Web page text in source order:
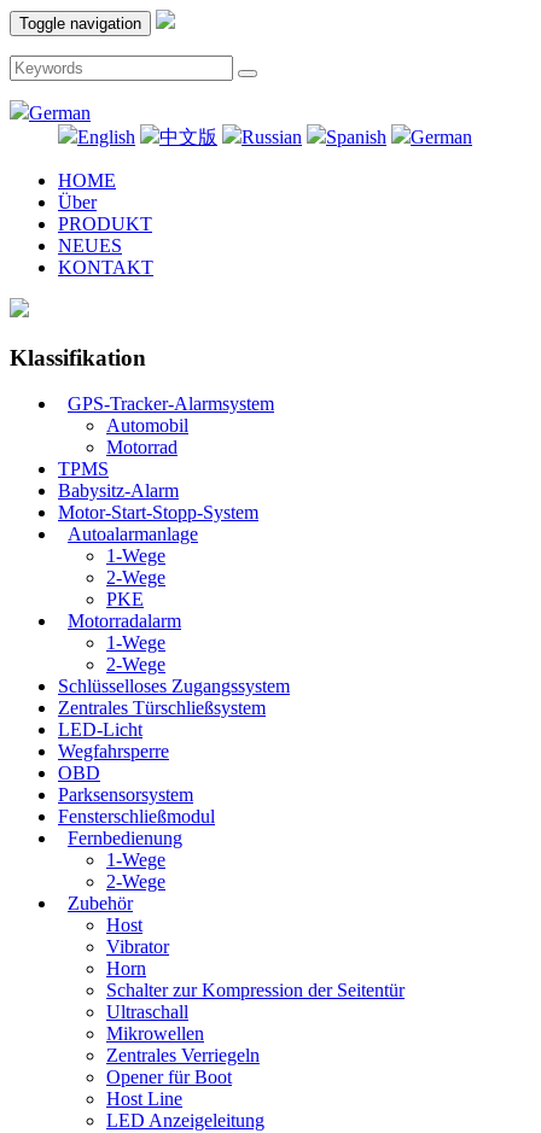
Toggle navigation
German
English
中文版 Russian Spanish German
HOME
Über
PRODUKT
NEUES
KONTAKT
Klassifikation
GPS-Tracker-Alarmsystem
Automobil
Motorrad
TPMS
Babysitz-Alarm
Motor-Start-Stopp-System
Autoalarmanlage
1-Wege
2-Wege
PKE
Motorradalarm
1-Wege
2-Wege
Schlüsselloses Zugangssystem
Zentrales Türschließsystem
LED-Licht
Wegfahrsperre
OBD
Parksensorsystem
Fensterschließmodul
Fernbedienung
1-Wege
2-Wege
Zubehör
Host
Vibrator
Horn
Schalter zur Kompression der Seitentür
Ultraschall
Mikrowellen
Zentrales Verriegeln
Opener für Boot
Host Line
LED Anzeigeleitung